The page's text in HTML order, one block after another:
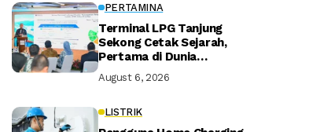
PERTAMINA
Terminal LPG Tanjung
Sekong Cetak Sejarah,
Pertama di Dunia
Terminal
August 6, 2026
LISTRIK